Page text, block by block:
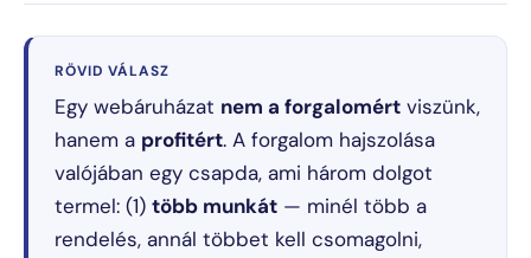
RÖVID VÁLASZ
Egy webáruházat nem a forgalomért viszünk,
hanem a profitért. A forgalom hajszolása
valójában egy csapda, ami három dolgot
termel: (1) több munkát — minél több a
rendelés, annál többet kell csomagolni,